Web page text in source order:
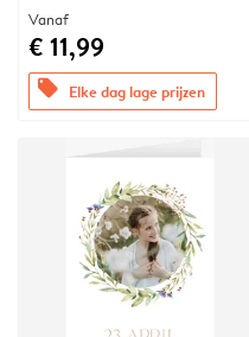
Vanaf
€ 11,99
offers Elke dag lage prijzen